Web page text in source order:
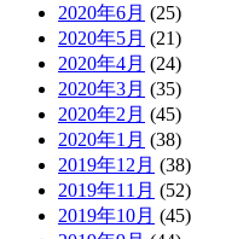
2020年6月 (25)
2020年5月 (21)
2020年4月 (24)
2020年3月 (35)
2020年2月 (45)
2020年1月 (38)
2019年12月 (38)
2019年11月 (52)
2019年10月 (45)